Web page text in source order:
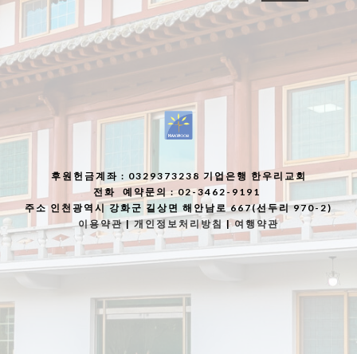
후원헌금계좌 : 0329373238 기업은행 한우리교회
전화
예약문의 : 02-3462-9191
주소인천광역시 강화군 길상면 해안남로 667(선두리 970-2)
이용약관|개인정보처리방침 |여행약관